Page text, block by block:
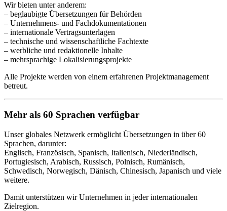
Wir bieten unter anderem:
– beglaubigte Übersetzungen für Behörden
– Unternehmens- und Fachdokumentationen
– internationale Vertragsunterlagen
– technische und wissenschaftliche Fachtexte
– werbliche und redaktionelle Inhalte
– mehrsprachige Lokalisierungsprojekte
Alle Projekte werden von einem erfahrenen Projektmanagement
betreut.
Mehr als 60 Sprachen verfügbar
Unser globales Netzwerk ermöglicht Übersetzungen in über 60
Sprachen, darunter:
Englisch, Französisch, Spanisch, Italienisch, Niederländisch,
Portugiesisch, Arabisch, Russisch, Polnisch, Rumänisch,
Schwedisch, Norwegisch, Dänisch, Chinesisch, Japanisch und viele
weitere.
Damit unterstützen wir Unternehmen in jeder internationalen
Zielregion.